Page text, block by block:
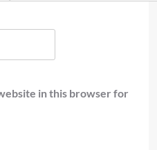
in this browser for